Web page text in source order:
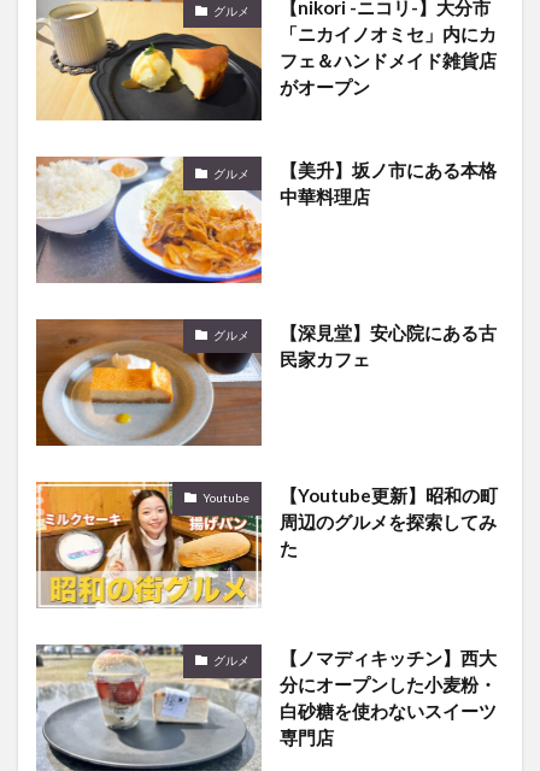
グルメ
【nikori -ニコリ-】大分市
「ニカイノオミセ」内にカ
フェ＆ハンドメイド雑貨店
がオープン
グルメ
【美升】坂ノ市にある本格
中華料理店
グルメ
【深見堂】安心院にある古
民家カフェ
Youtube
【Youtube更新】昭和の町
周辺のグルメを探索してみ
た
グルメ
【ノマディキッチン】西大
分にオープンした小麦粉・
白砂糖を使わないスイーツ
専門店